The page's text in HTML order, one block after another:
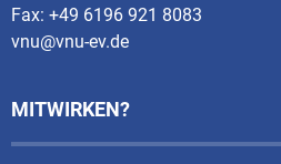
Fax: +49 6196 921 8083
vnu@vnu-ev.de
MITWIRKEN?